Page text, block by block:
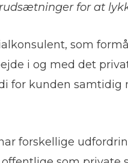
for at
som
i og med det
kunden samtidig
forskellige